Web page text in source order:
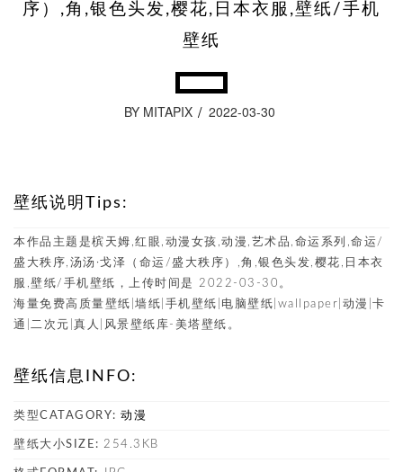
序）,角,银色头发,樱花,日本衣服,壁纸/手机
壁纸
BY MITAPIX 2022-03-30
壁纸说明Tips:
本作品主题是槟天姆,红眼,动漫女孩,动漫,艺术品,命运系列,命运/
盛大秩序,汤汤·戈泽（命运/盛大秩序）,角,银色头发,樱花,日本衣
服,壁纸/手机壁纸，上传时间是 2022-03-30。
海量免费高质量壁纸|墙纸|手机壁纸|电脑壁纸|wallpaper|动漫|卡
通|二次元|真人|风景壁纸库-美塔壁纸。
壁纸信息INFO:
类型CATAGORY: 动漫
壁纸大小SIZE: 254.3KB